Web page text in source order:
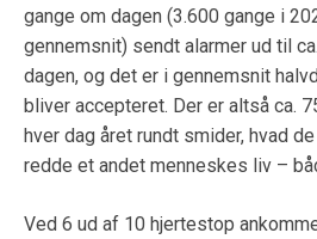
gange om dagen (3.600 gange i
gennemsnit) sendt alarmer ud til
dagen, og det er i gennemsnit
bliver accepteret. Der er altså ca.
hver dag året rundt smider, hvad
redde et andet menneskes liv –
Ved 6 ud af 10 hjertestop